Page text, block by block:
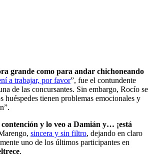
grande como para andar chichoneando
a trabajar, por favor”, fue el contundente
de las concursantes. Sin embargo, Rocío se
huéspedes tienen problemas emocionales y
contención y lo veo a Damián y… ¡está
sincera y sin filtro, dejando en claro
uno de los últimos participantes en
.